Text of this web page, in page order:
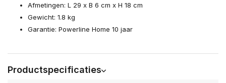
Afmetingen: L 29 x B 6 cm x H 18 cm
Gewicht: 1.8 kg
Garantie: Powerline Home 10 jaar
Productspecificaties